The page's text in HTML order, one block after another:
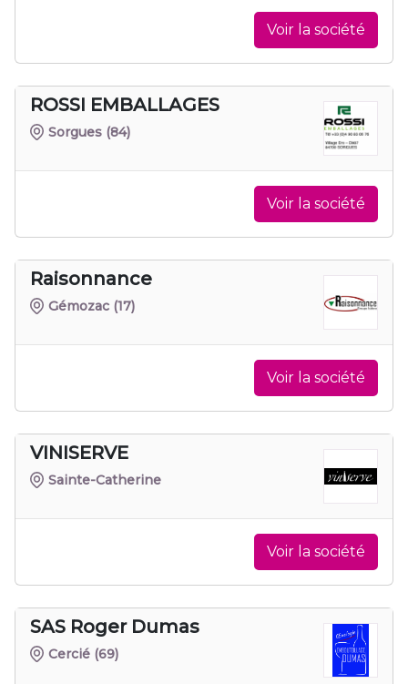
Voir la société
ROSSI EMBALLAGES
Sorgues (84)
Voir la société
Raisonnance
Gémozac (17)
Voir la société
VINISERVE
Sainte-Catherine
Voir la société
SAS Roger Dumas
Cercié (69)